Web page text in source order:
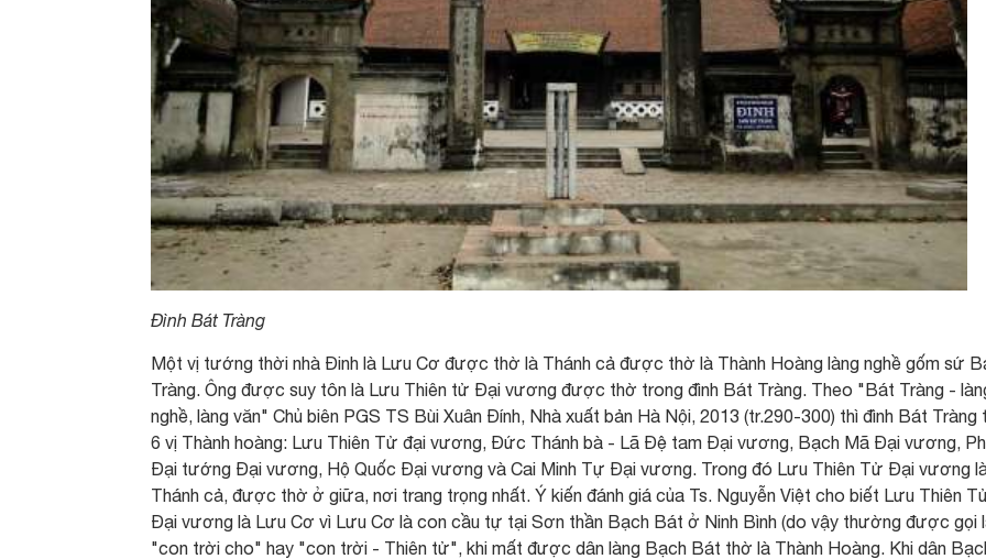
Đình Bát Tràng
Một vị tướng thời nhà Đinh là Lưu Cơ được thờ là Thánh cả được thờ là Thành Hoàng làng nghề gốm sứ
Tràng. Ông được suy tôn là Lưu Thiên tử Đại vương được thờ trong đình Bát Tràng. Theo "Bát Tràng -
nghề, làng văn" Chủ biên PGS TS Bùi Xuân Đính, Nhà xuất bản Hà Nội, 2013 (tr.290-300) thì đình Bát Tràng
6 vị Thành hoàng: Lưu Thiên Tử đại vương, Đức Thánh bà - Lã Đệ tam Đại vương, Bạch Mã Đại vương,
Đại tướng Đại vương, Hộ Quốc Đại vương và Cai Minh Tự Đại vương. Trong đó Lưu Thiên Tử Đại vương
Thánh cả, được thờ ở giữa, nơi trang trọng nhất. Ý kiến đánh giá của Ts. Nguyễn Việt cho biết Lưu Thiên
Đại vương là Lưu Cơ vì Lưu Cơ là con cầu tự tại Sơn thần Bạch Bát ở Ninh Bình (do vậy thường được gọi
"con trời cho" hay "con trời - Thiên tử", khi mất được dân làng Bạch Bát thờ là Thành Hoàng. Khi dân